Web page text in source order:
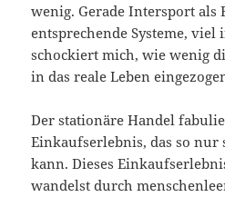
wenig. Gerade Intersport
entsprechende Systeme,
schockiert mich, wie wenig
in das reale Leben
Der stationäre Handel
Einkaufserlebnis, das so
kann. Dieses
wandelst durch